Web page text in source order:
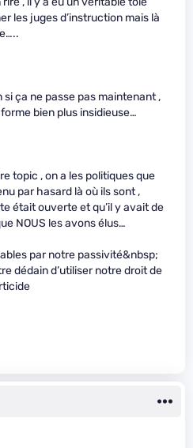
les juges d’instruction mais là
ça ne passe pas maintenant ,
bien plus insidieuse…
topic , on a les politiques que
par hasard là où ils sont ,
était ouverte et qu’il y avait de
NOUS les avons élus…
par notre passivité&nbsp;
dédain d’utiliser notre droit de